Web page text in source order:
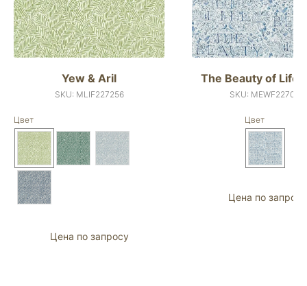
Yew & Aril
SKU: MLIF227256
Цвет
Цена по запросу
The Beauty of Life
SKU: MEWF227034
Цвет
Цена по запросу